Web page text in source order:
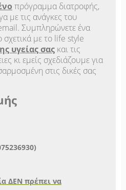
πρόγραμμα διατροφής,
με τις ανάγκες του
Συμπληρώνετε ένα
σχετικά με το life style
υγείας σας και τις
κι εμείς σχεδιάζουμε για
στις δικές σας
ΔΕΝ πρέπει να